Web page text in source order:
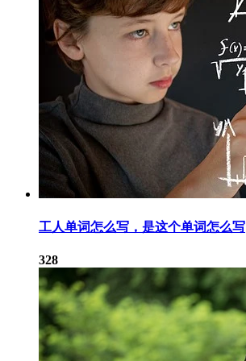
工人单词怎么写，是这个单词怎么写
328